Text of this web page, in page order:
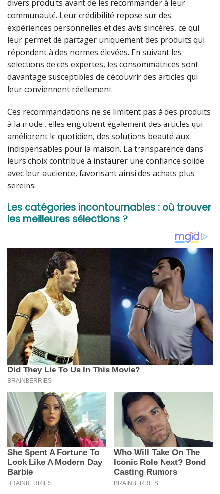
divers produits avant de les recommander à leur
communauté. Leur crédibilité repose sur des
expériences personnelles et des avis sincères, ce qui
leur permet de partager uniquement des produits qui
répondent à des normes élevées. En suivant les
sélections de ces expertes, les consommatrices sont
davantage susceptibles de découvrir des articles qui
leur conviennent réellement.
Ces recommandations ne se limitent pas à des produits
à la mode ; elles englobent également des articles qui
améliorent le quotidien, des solutions beauté aux
indispensables pour la maison. La transparence dans
leurs choix contribue à instaurer une confiance solide
avec leur audience, favorisant ainsi des achats plus
sereins.
Les catégories incontournables : où trouver
les meilleures sélections ?